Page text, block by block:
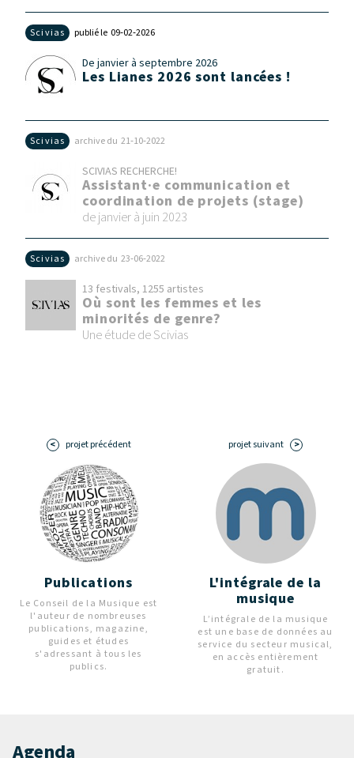
Scivias publié le 09‑02‑2026
De janvier à septembre 2026
Les Lianes 2026 sont lancées !
Scivias archive du 21‑10‑2022
SCIVIAS RECHERCHE!
Assistant·e communication et
coordination de projets (stage)
de janvier à juin 2023
Scivias archive du 23‑06‑2022
13 festivals, 1255 artistes
Où sont les femmes et les
minorités de genre?
Une étude de Scivias
projet suivant
L'intégrale de la
musique
L’intégrale de la musique
est une base de données au
service du secteur musical,
en accès entièrement
gratuit.
projet précédent
Publications
Le Conseil de la Musique est
l'auteur de nombreuses
publications, magazine,
guides et études
s'adressant à tous les
publics.
Agenda